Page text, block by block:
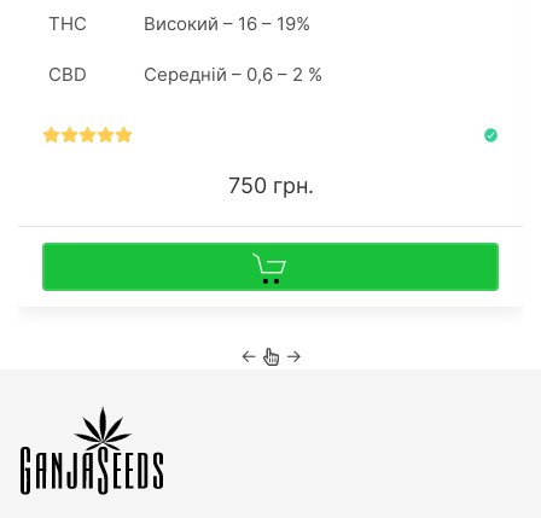
THC Високий – 16 – 19%
CBD Середній – 0,6 – 2 %
750 грн.
← →